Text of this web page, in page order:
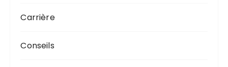
Carrière
Conseils